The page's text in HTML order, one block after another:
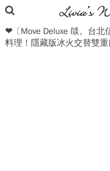
❤〔Move Deluxe 燄。台北
料理！隱藏版冰火交替雙重